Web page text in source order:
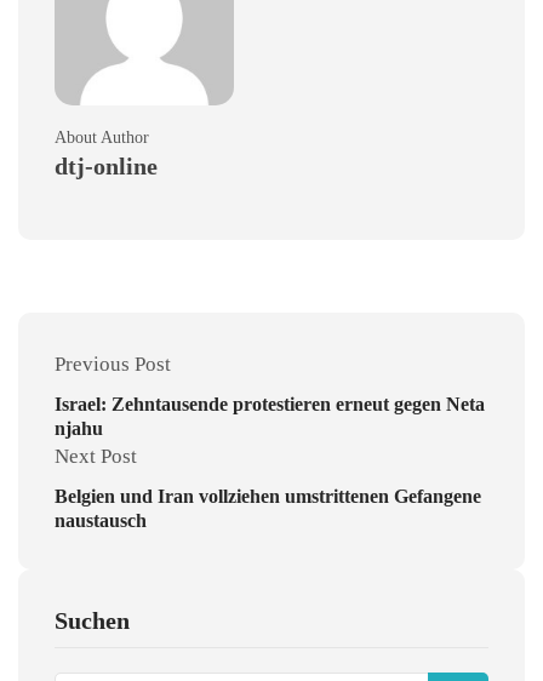
About Author
dtj-online
Previous Post
Israel: Zehntausende protestieren erneut gegen Neta
njahu
Next Post
Belgien und Iran vollziehen umstrittenen Gefangene
naustausch
Suchen